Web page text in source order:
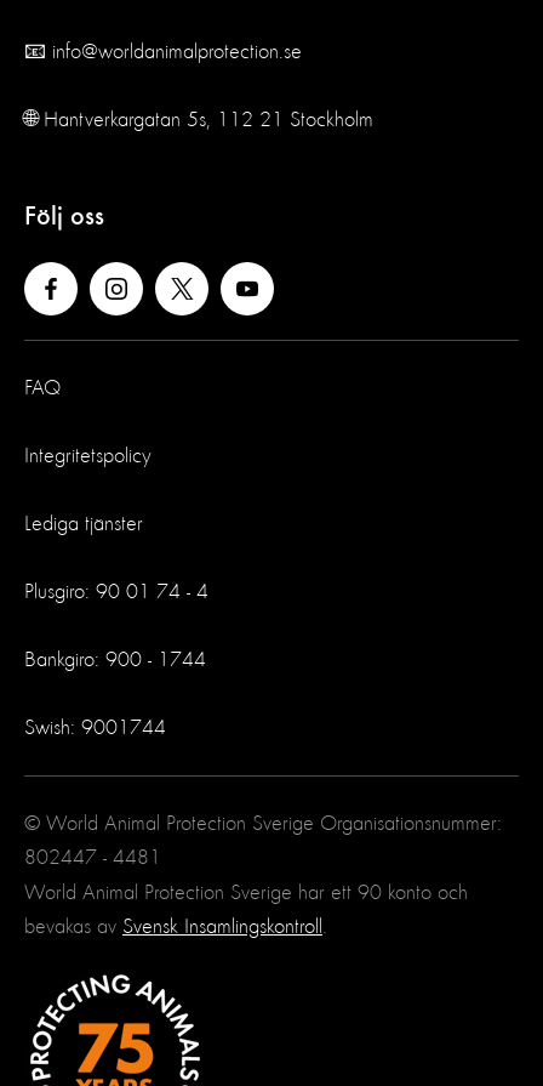
📧 info@worldanimalprotection.se
🌐 Hantverkargatan 5s, 112 21 Stockholm
Följ oss
FAQ
Integritetspolicy
Lediga tjänster
Plusgiro: 90 01 74 - 4
Bankgiro: 900 - 1744
Swish: 9001744
© World Animal Protection Sverige Organisationsnummer:
802447 - 4481
World Animal Protection Sverige har ett 90 konto och
bevakas av Svensk Insamlingskontroll